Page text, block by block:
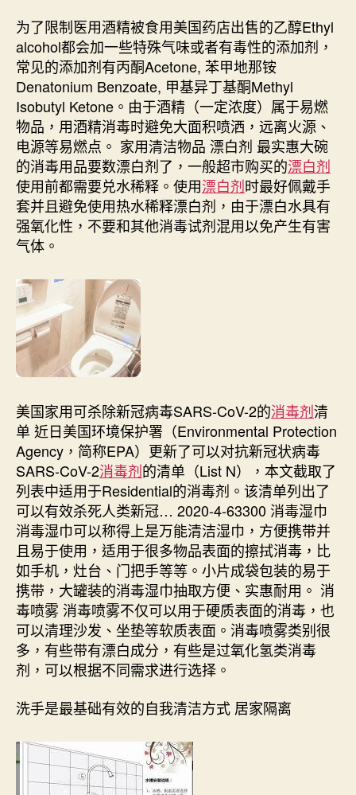
为了限制医用酒精被食用美国药店出售的乙醇Ethyl
alcohol都会加一些特殊气味或者有毒性的添加剂，
常见的添加剂有丙酮Acetone, 苯甲地那铵
Denatonium Benzoate, 甲基异丁基酮Methyl
Isobutyl Ketone。由于酒精（一定浓度）属于易燃
物品，用酒精消毒时避免大面积喷洒，远离火源、
电源等易燃点。 家用清洁物品 漂白剂 最实惠大碗
的消毒用品要数漂白剂了，一般超市购买的漂白剂
使用前都需要兑水稀释。使用漂白剂时最好佩戴手
套并且避免使用热水稀释漂白剂，由于漂白水具有
强氧化性，不要和其他消毒试剂混用以免产生有害
气体。
美国家用可杀除新冠病毒SARS-CoV-2的消毒剂清
单 近日美国环境保护署（Environmental Protection
Agency，简称EPA）更新了可以对抗新冠状病毒
SARS-CoV-2消毒剂的清单（List N），本文截取了
列表中适用于Residential的消毒剂。该清单列出了
可以有效杀死人类新冠… 2020-4-63300 消毒湿巾
消毒湿巾可以称得上是万能清洁湿巾，方便携带并
且易于使用，适用于很多物品表面的擦拭消毒，比
如手机，灶台、门把手等等。小片成袋包装的易于
携带，大罐装的消毒湿巾抽取方便、实惠耐用。 消
毒喷雾 消毒喷雾不仅可以用于硬质表面的消毒，也
可以清理沙发、坐垫等软质表面。消毒喷雾类别很
多，有些带有漂白成分，有些是过氧化氢类消毒
剂，可以根据不同需求进行选择。
洗手是最基础有效的自我清洁方式 居家隔离